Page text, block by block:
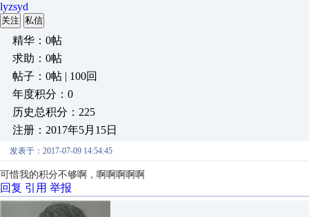
lyzsyd
关注 私信
精华：0帖
求助：0帖
帖子：0帖 | 100回
年度积分：0
历史总积分：225
注册：2017年5月15日
发表于：2017-07-09 14:54:45
可惜我的积分不够啊，啊啊啊啊啊
回复 引用 举报